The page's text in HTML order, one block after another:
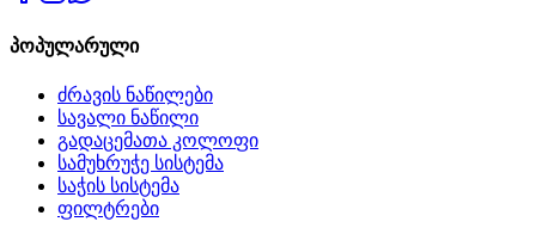
პოპულარული
ძრავის ნაწილები
სავალი ნაწილი
გადაცემათა კოლოფი
სამუხრუჭე სისტემა
საჭის სისტემა
ფილტრები